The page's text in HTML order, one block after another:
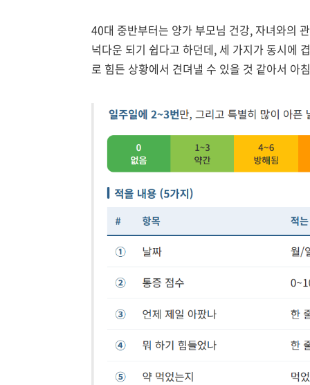
40대 중반부터는 양가 부모님 건강, 자녀와의
넉다운 되기 쉽다고 하던데, 세 가지가 동시에
로 힘든 상황에서 견뎌낼 수 있을 것 같아서 아